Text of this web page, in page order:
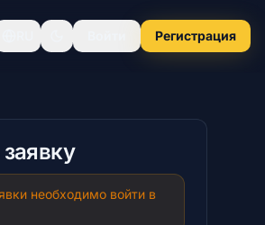
Регистрация
необходимо войти в